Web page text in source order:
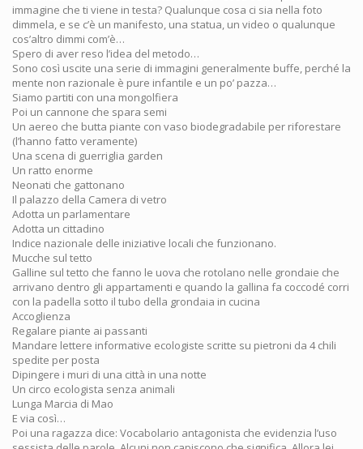
immagine che ti viene in testa? Qualunque cosa ci sia nella foto
dimmela, e se c’è un manifesto, una statua, un video o qualunque
cos’altro dimmi com’è…
Spero di aver reso l’idea del metodo…
Sono così uscite una serie di immagini generalmente buffe, perché la
mente non razionale è pure infantile e un po’ pazza…
Siamo partiti con una mongolfiera
Poi un cannone che spara semi
Un aereo che butta piante con vaso biodegradabile per riforestare
(l’hanno fatto veramente)
Una scena di guerriglia garden
Un ratto enorme
Neonati che gattonano
Il palazzo della Camera di vetro
Adotta un parlamentare
Adotta un cittadino
Indice nazionale delle iniziative locali che funzionano.
Mucche sul tetto
Galline sul tetto che fanno le uova che rotolano nelle grondaie che
arrivano dentro gli appartamenti e quando la gallina fa coccodé corri
con la padella sotto il tubo della grondaia in cucina
Accoglienza
Regalare piante ai passanti
Mandare lettere informative ecologiste scritte su pietroni da 4 chili
spedite per posta
Dipingere i muri di una città in una notte
Un circo ecologista senza animali
Lunga Marcia di Mao
E via così…
Poi una ragazza dice: Vocabolario antagonista che evidenzia l’uso